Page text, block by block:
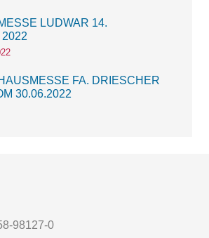
98127-0
LUDWAR 14.
FA. DRIESCHER
30.06.2022